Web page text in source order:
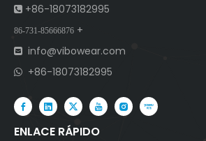
 +86-18073182995
86-731-85666876 +
 info@vibowear.com
 +86-18073182995
ENLACE RÁPIDO